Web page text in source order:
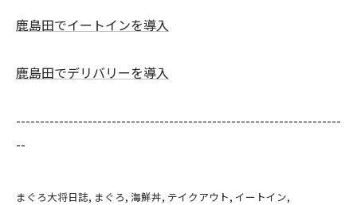
鹿島田でイートインを導入
鹿島田でデリバリーを導入
--------------------------------------------------------------------
--
まぐろ大将日誌 まぐろ 海鮮丼 テイクアウト イートイン